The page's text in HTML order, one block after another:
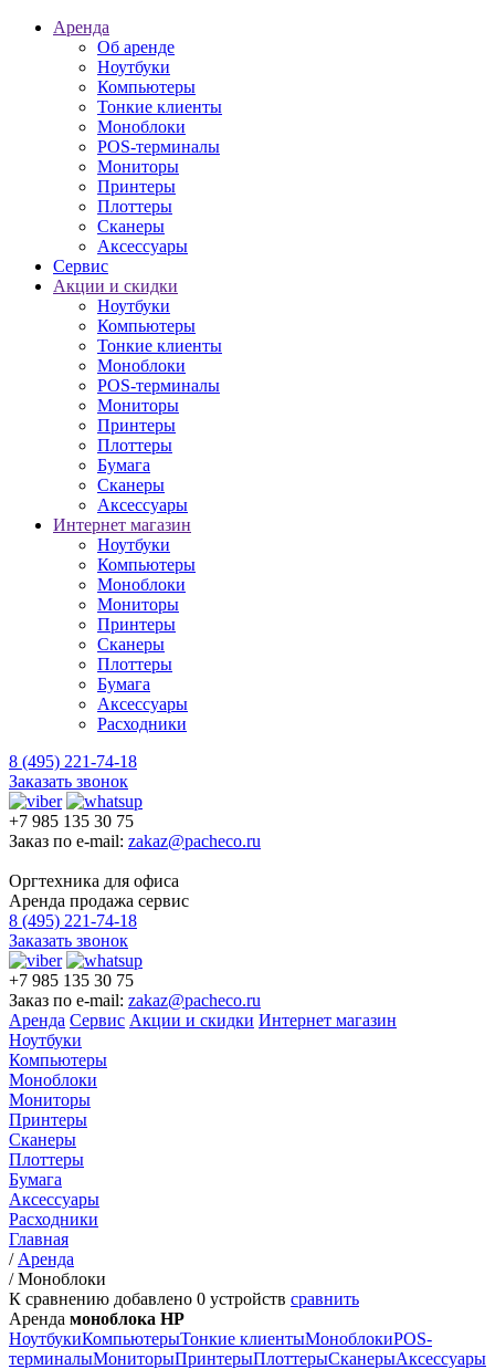
Аренда
Об аренде
Ноутбуки
Компьютеры
Тонкие клиенты
Моноблоки
POS-терминалы
Мониторы
Принтеры
Плоттеры
Сканеры
Аксессуары
Сервис
Акции и скидки
Ноутбуки
Компьютеры
Тонкие клиенты
Моноблоки
POS-терминалы
Мониторы
Принтеры
Плоттеры
Бумага
Сканеры
Аксессуары
Интернет магазин
Ноутбуки
Компьютеры
Моноблоки
Мониторы
Принтеры
Сканеры
Плоттеры
Бумага
Аксессуары
Расходники
8 (495) 221-74-18
Заказать звонок
+7 985 135 30 75
Заказ по e-mail: zakaz@pacheco.ru
Оргтехника для офиса
Аренда продажа сервис
8 (495) 221-74-18
Заказать звонок
+7 985 135 30 75
Заказ по e-mail: zakaz@pacheco.ru
Аренда Сервис Акции и скидки Интернет магазин
Ноутбуки
Компьютеры
Моноблоки
Мониторы
Принтеры
Сканеры
Плоттеры
Бумага
Аксессуары
Расходники
Главная
/ Аренда
/Моноблоки
К сравнению добавлено 0 устройств сравнить
Аренда моноблока HP
НоутбукиКомпьютерыТонкие клиентыМоноблокиPOS-
терминалыМониторыПринтерыПлоттерыСканерыАксессуары